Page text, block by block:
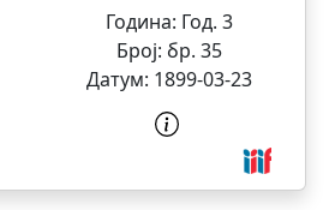
Година: Год. 3
Број: бр. 35
Датум: 1899-03-23